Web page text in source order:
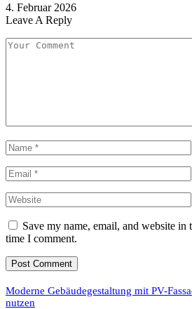
4. Februar 2026
Leave A Reply
Save my name, email, and website
time I comment.
Moderne Gebäudegestaltung mit PV-
nutzen